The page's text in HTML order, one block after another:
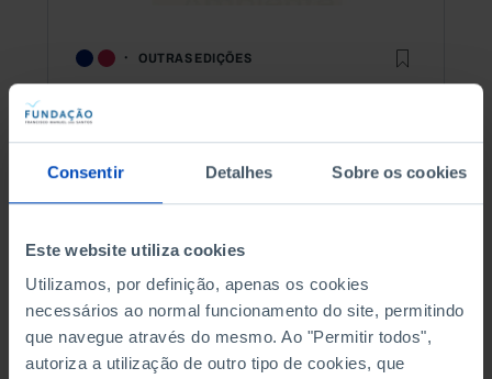
Consentir Detalhes Sobre os cookies
Este website utiliza cookies
Utilizamos, por definição, apenas os cookies
necessários ao normal funcionamento do site, permitindo
que navegue através do mesmo. Ao "Permitir todos",
autoriza a utilização de outro tipo de cookies, que
OUTRAS EDIÇÕES
E Depois da Revolução,
Cinco Décadas de
Democracia
Comprar